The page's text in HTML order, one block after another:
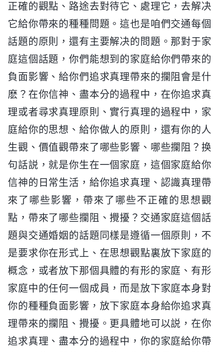
正確的觀點、路途去對待它、處理它，去解决
它給你帶來的種種問題。這也是咱們交通每個
話題的原則，還有主要解决的問題。那對于家
庭這個話題，你們能想到的家庭給你們帶來的
負面影響、給你們追求真理帶來的攔阻會是什
麽？在你信神、盡本分的過程中，在你追求真
理或者尋求真理原則、實行真理的過程中，家
庭給你的思想、給你做人的原則，還有你的人
生觀、價值觀帶來了哪些影響、哪些攔阻？换
句話説，就是你生在一個家庭，這個家庭給你
信神的日常生活，給你追求真理、認識真理帶
來了哪些影響，帶來了哪些不正確的思想觀
點，帶來了哪些攔阻、攪擾？交通家庭這個話
題與交通婚姻的話題同樣是遵循一個原則，不
是要求你在形式上、在思想觀點裏放下家庭的
概念，或者放下那個具體的有形的家庭、有形
家庭中的任何一個成員，而是放下家庭本身對
你的種種負面影響，放下家庭本身給你追求真
理帶來的攔阻、攪擾。更具體地可以説，在你
追求真理、盡本分的過程中，你的家庭給你帶